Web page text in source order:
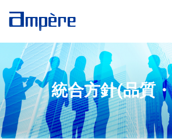
統合方針(品質